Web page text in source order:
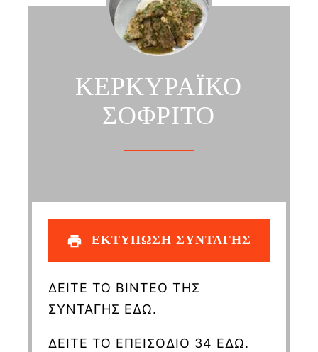
ΚΕΡΚΥΡΑΪΚΟ
ΣΟΦΡΙΤΟ
ΕΚΤΥΠΩΣΗ ΣΥΝΤΑΓΗΣ
ΔΕΙΤΕ ΤΟ ΒΙΝΤΕΟ ΤΗΣ
ΣΥΝΤΑΓΗΣ ΕΔΩ.
ΔΕΙΤΕ ΤΟ ΕΠΕΙΣΟΔΙΟ 34 ΕΔΩ.